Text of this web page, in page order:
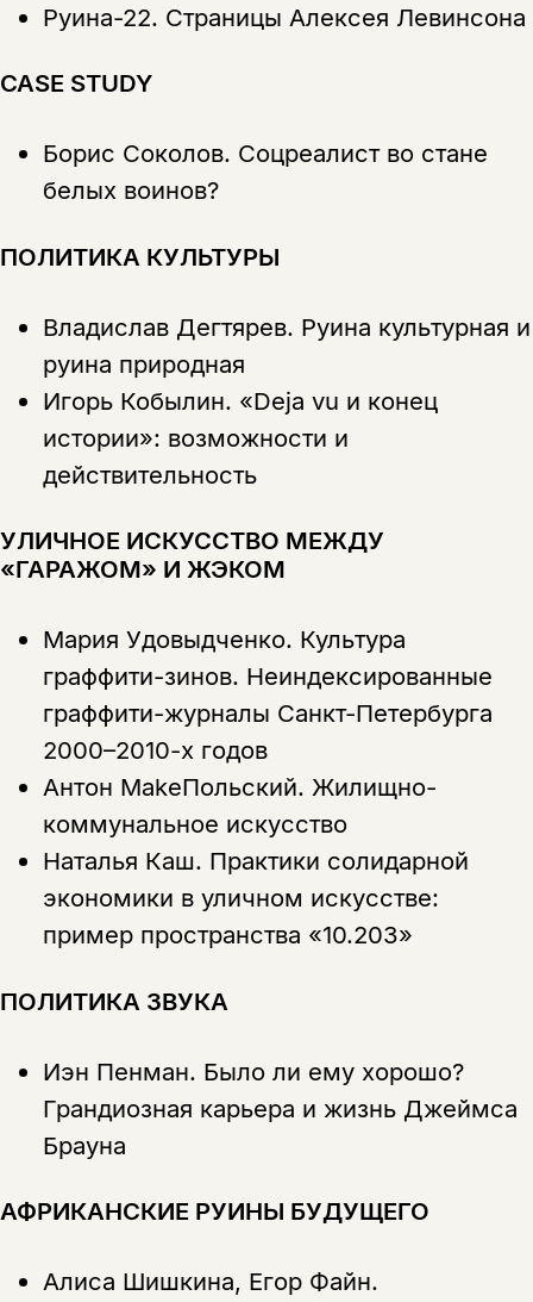
Руина-22. Страницы Алексея Левинсона
CASE STUDY
Борис Соколов. Соцреалист во стане
белых воинов?
ПОЛИТИКА КУЛЬТУРЫ
Владислав Дегтярев. Руина культурная и
руина природная
Игорь Кобылин. «Deja vu и конец
истории»: возможности и
действительность
УЛИЧНОЕ ИСКУССТВО МЕЖДУ
«ГАРАЖОМ» И ЖЭКОМ
Мария Удовыдченко. Культура
граффити-зинов. Неиндексированные
граффити-журналы Санкт-Петербурга
2000–2010-х годов
Антон MakeПольский. Жилищно-
коммунальное искусство
Наталья Каш. Практики солидарной
экономики в уличном искусстве:
пример пространства «10.203»
ПОЛИТИКА ЗВУКА
Иэн Пенман. Было ли ему хорошо?
Грандиозная карьера и жизнь Джеймса
Брауна
АФРИКАНСКИЕ РУИНЫ БУДУЩЕГО
Алиса Шишкина, Егор Файн.
Поделиться
Копировать
ссылку
ВконтактеТелеграм Дзен
Подписка на рассылку
Раз в неделю мы отправляем рассылку
о книгах и событиях «НЛО».
скидку 15%
Я соглашаюсь сПолитикой конфиденциальности
подписаться
Этой книги временно
нет в продаже.
Вы можете подписаться на
уведомления, и при поступлении книги
подписаться
Эта книга
не предназначена для
Скажите, пожалуйста,
вам уже исполнилось 18 лет?
да